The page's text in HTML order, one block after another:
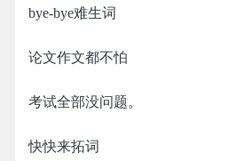
bye-bye难生词
论文作文都不怕
考试全部没问题。
快快来拓词